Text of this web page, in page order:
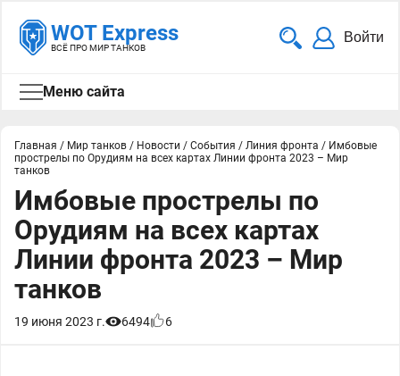
WOT Express
ВСЁ ПРО МИР ТАНКОВ
Войти
Меню сайта
Главная / Мир танков / Новости / События / Линия фронта / Имбовые
прострелы по Орудиям на всех картах Линии фронта 2023 – Мир
танков
Имбовые прострелы по
Орудиям на всех картах
Линии фронта 2023 – Мир
танков
19 июня 2023 г. 6494 6